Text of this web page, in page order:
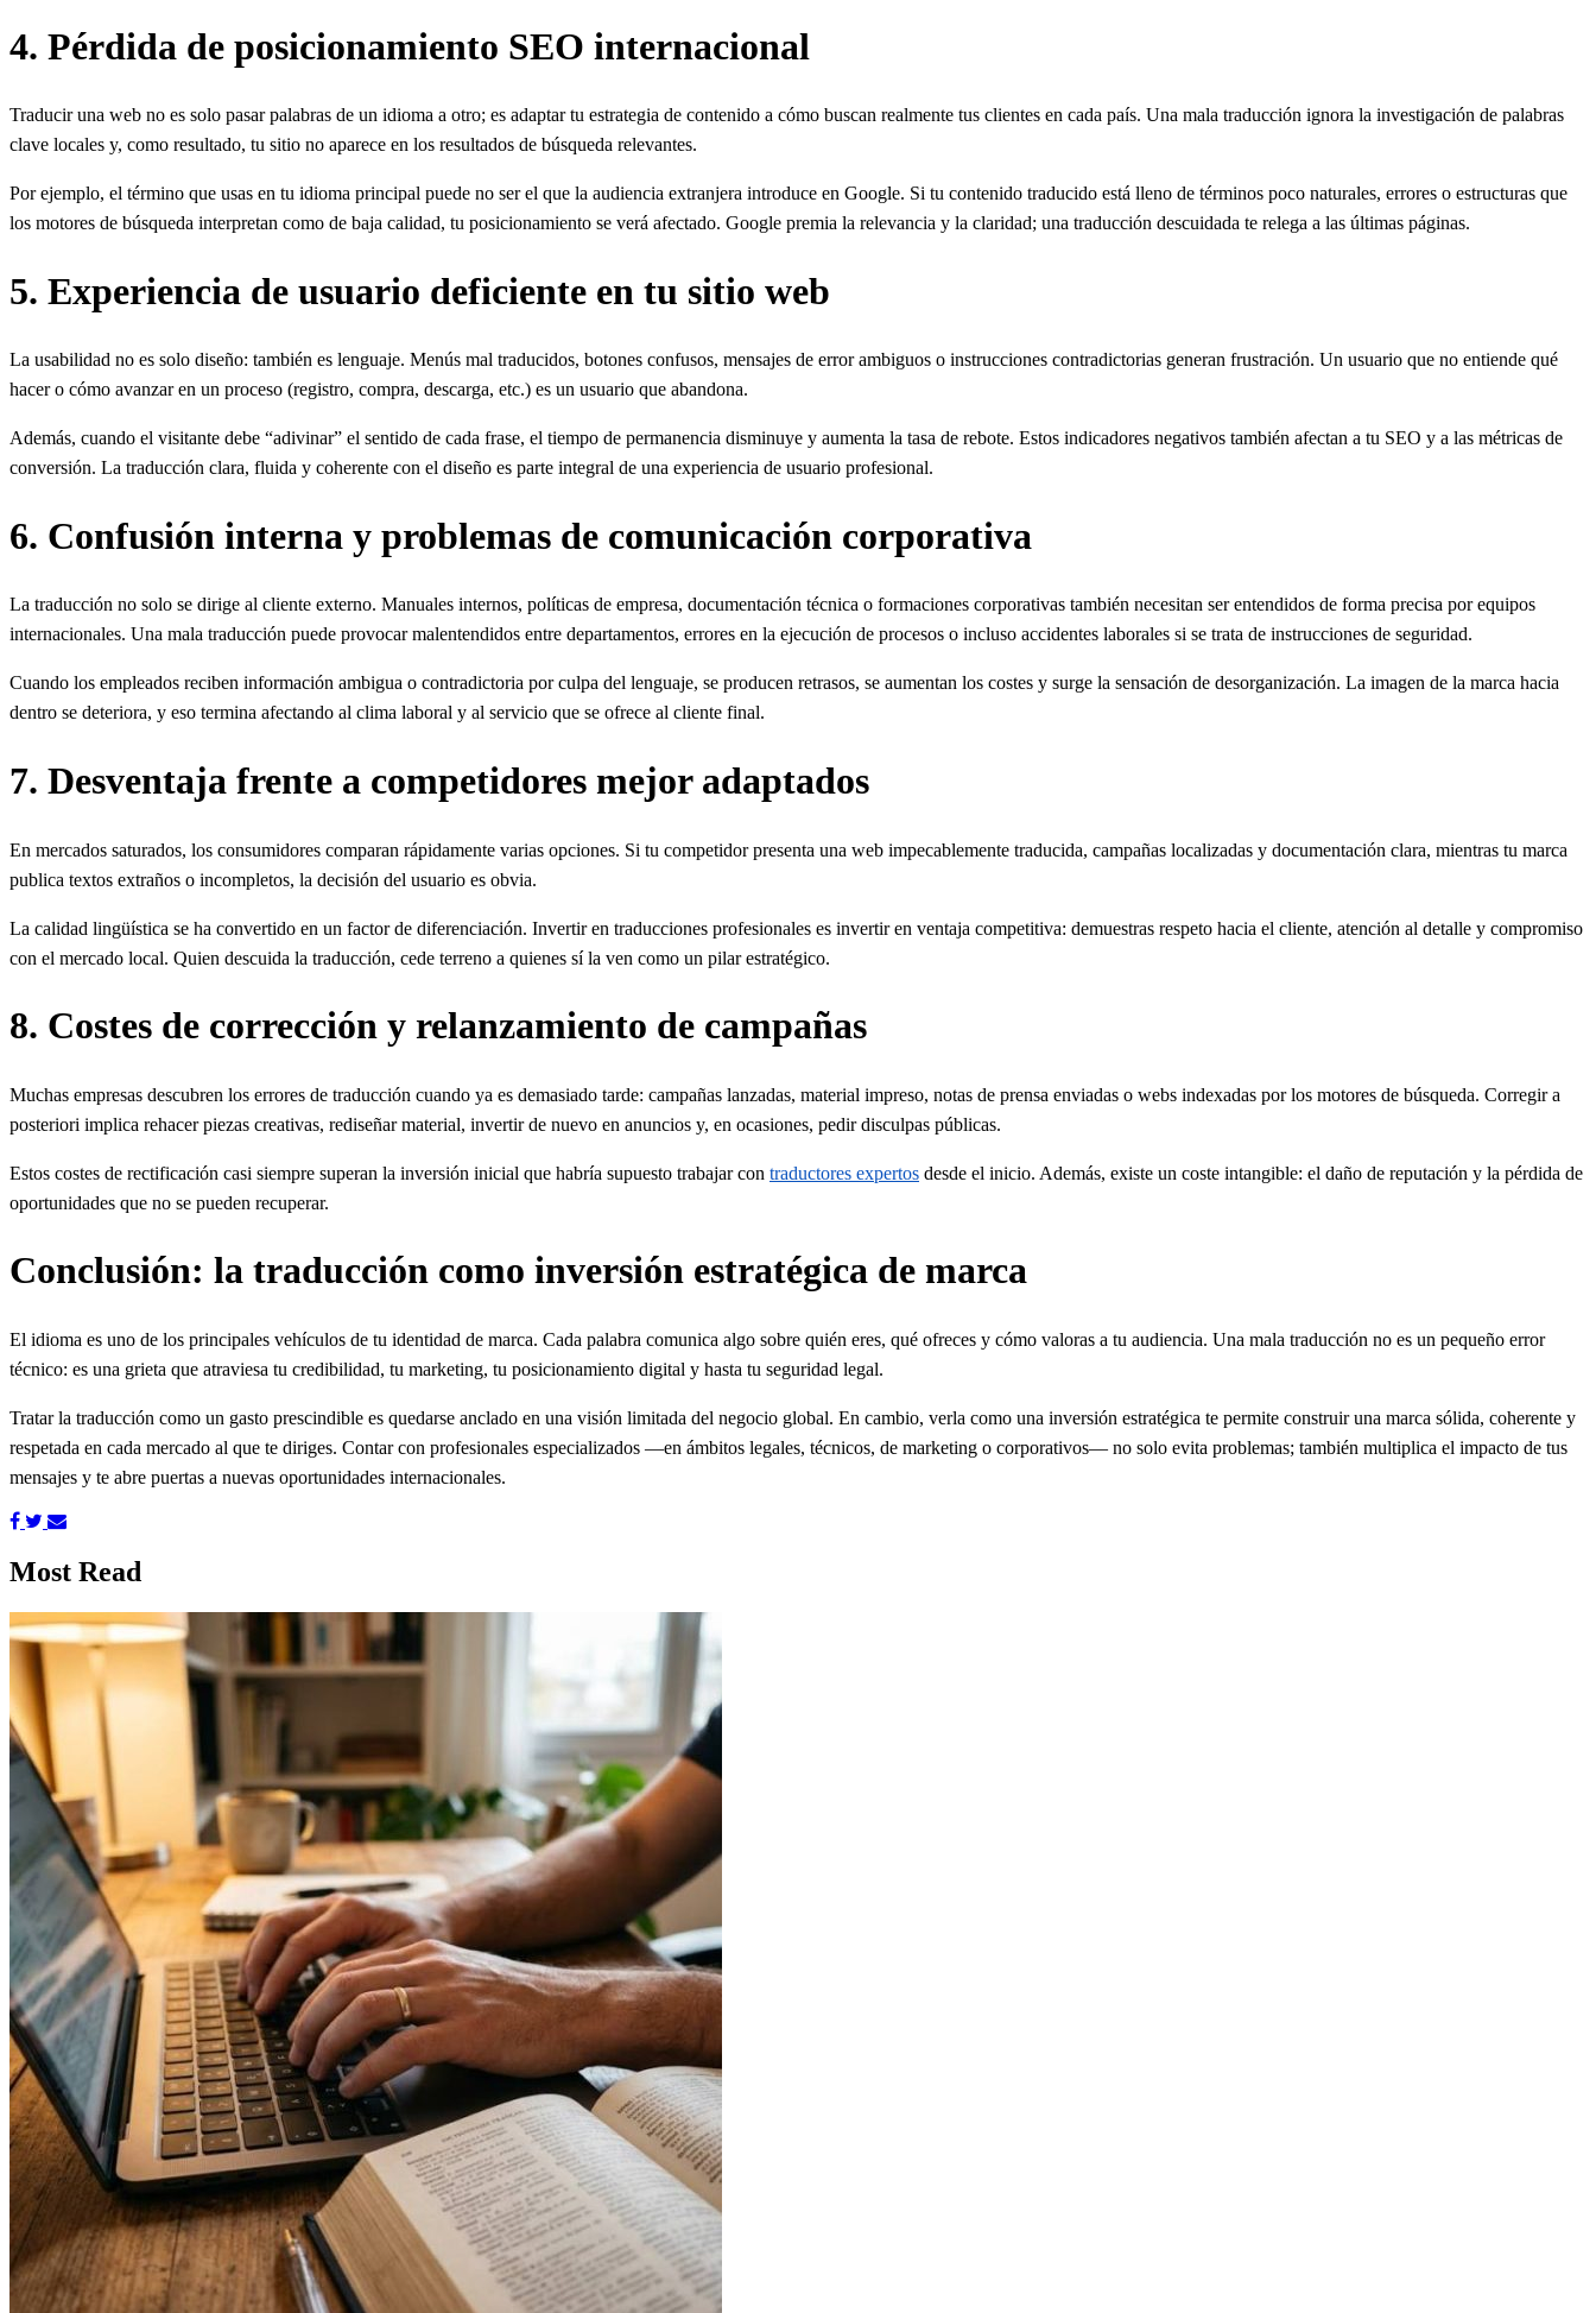
4. Pérdida de posicionamiento SEO internacional
Traducir una web no es solo pasar palabras de un idioma a otro; es adaptar tu estrategia de contenido a cómo buscan realmente tus clientes en cada país. Una mala traducción ignora la investigación de palabras
clave locales y, como resultado, tu sitio no aparece en los resultados de búsqueda relevantes.
Por ejemplo, el término que usas en tu idioma principal puede no ser el que la audiencia extranjera introduce en Google. Si tu contenido traducido está lleno de términos poco naturales, errores o estructuras que
los motores de búsqueda interpretan como de baja calidad, tu posicionamiento se verá afectado. Google premia la relevancia y la claridad; una traducción descuidada te relega a las últimas páginas.
5. Experiencia de usuario deficiente en tu sitio web
La usabilidad no es solo diseño: también es lenguaje. Menús mal traducidos, botones confusos, mensajes de error ambiguos o instrucciones contradictorias generan frustración. Un usuario que no entiende qué
hacer o cómo avanzar en un proceso (registro, compra, descarga, etc.) es un usuario que abandona.
Además, cuando el visitante debe “adivinar” el sentido de cada frase, el tiempo de permanencia disminuye y aumenta la tasa de rebote. Estos indicadores negativos también afectan a tu SEO y a las métricas de
conversión. La traducción clara, fluida y coherente con el diseño es parte integral de una experiencia de usuario profesional.
6. Confusión interna y problemas de comunicación corporativa
La traducción no solo se dirige al cliente externo. Manuales internos, políticas de empresa, documentación técnica o formaciones corporativas también necesitan ser entendidos de forma precisa por equipos
internacionales. Una mala traducción puede provocar malentendidos entre departamentos, errores en la ejecución de procesos o incluso accidentes laborales si se trata de instrucciones de seguridad.
Cuando los empleados reciben información ambigua o contradictoria por culpa del lenguaje, se producen retrasos, se aumentan los costes y surge la sensación de desorganización. La imagen de la marca hacia
dentro se deteriora, y eso termina afectando al clima laboral y al servicio que se ofrece al cliente final.
7. Desventaja frente a competidores mejor adaptados
En mercados saturados, los consumidores comparan rápidamente varias opciones. Si tu competidor presenta una web impecablemente traducida, campañas localizadas y documentación clara, mientras tu marca
publica textos extraños o incompletos, la decisión del usuario es obvia.
La calidad lingüística se ha convertido en un factor de diferenciación. Invertir en traducciones profesionales es invertir en ventaja competitiva: demuestras respeto hacia el cliente, atención al detalle y compromiso
con el mercado local. Quien descuida la traducción, cede terreno a quienes sí la ven como un pilar estratégico.
8. Costes de corrección y relanzamiento de campañas
Muchas empresas descubren los errores de traducción cuando ya es demasiado tarde: campañas lanzadas, material impreso, notas de prensa enviadas o webs indexadas por los motores de búsqueda. Corregir a
posteriori implica rehacer piezas creativas, rediseñar material, invertir de nuevo en anuncios y, en ocasiones, pedir disculpas públicas.
Estos costes de rectificación casi siempre superan la inversión inicial que habría supuesto trabajar con traductores expertos desde el inicio. Además, existe un coste intangible: el daño de reputación y la pérdida de
oportunidades que no se pueden recuperar.
Conclusión: la traducción como inversión estratégica de marca
El idioma es uno de los principales vehículos de tu identidad de marca. Cada palabra comunica algo sobre quién eres, qué ofreces y cómo valoras a tu audiencia. Una mala traducción no es un pequeño error
técnico: es una grieta que atraviesa tu credibilidad, tu marketing, tu posicionamiento digital y hasta tu seguridad legal.
Tratar la traducción como un gasto prescindible es quedarse anclado en una visión limitada del negocio global. En cambio, verla como una inversión estratégica te permite construir una marca sólida, coherente y
respetada en cada mercado al que te diriges. Contar con profesionales especializados —en ámbitos legales, técnicos, de marketing o corporativos— no solo evita problemas; también multiplica el impacto de tus
mensajes y te abre puertas a nuevas oportunidades internacionales.
Most Read